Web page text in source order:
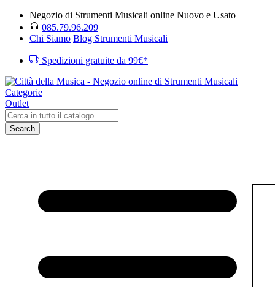
Negozio di Strumenti Musicali online Nuovo e Usato
085.79.96.209
Chi Siamo Blog Strumenti Musicali
Spedizioni gratuite da 99€*
Categorie
Outlet
Search